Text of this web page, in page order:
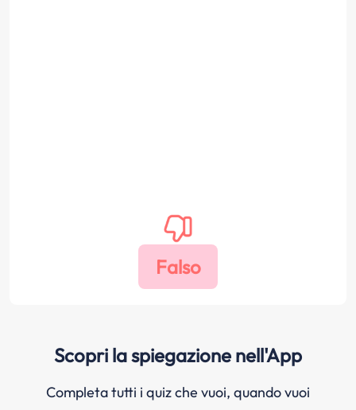
Scopri la spiegazione nell'App
Completa tutti i quiz che vuoi, quando vuoi